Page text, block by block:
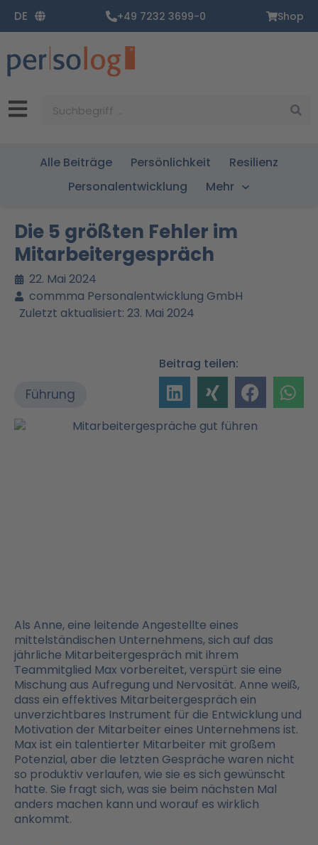
Inhalt
springen
DE +49 7232 3699-0 Shop
Alle Beiträge Persönlichkeit
Resilienz
Personalentwicklung
Mehr
Die 5 größten Fehler im
Mitarbeitergespräch
22. Mai 2024
commma Personalentwicklung GmbH
Zuletzt aktualisiert: 23. Mai 2024
Führung
Beitrag teilen:
Als Anne, eine leitende Angestellte eines
mittelständischen Unternehmens, sich auf das
jährliche Mitarbeitergespräch mit ihrem
Teammitglied Max vorbereitet, verspürt sie eine
Mischung aus Aufregung und Nervosität. Anne weiß,
dass ein effektives Mitarbeitergespräch ein
unverzichtbares Instrument für die Entwicklung und
Motivation der Mitarbeiter eines Unternehmens ist.
Max ist ein talentierter Mitarbeiter mit großem
Potenzial, aber die letzten Gespräche waren nicht
so produktiv verlaufen, wie sie es sich gewünscht
hatte. Sie fragt sich, was sie beim nächsten Mal
anders machen kann und worauf es wirklich
ankommt.